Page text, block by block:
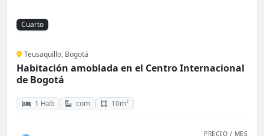
Cuarto
Teusaquillo, Bogotá
Habitación amoblada en el Centro Internacional
de Bogotá
1 Hab com 10m²
PRECIO / MES